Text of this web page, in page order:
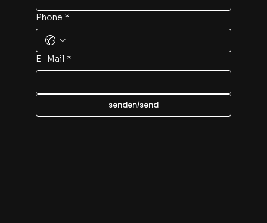
Phone *
E- Mail *
senden/send